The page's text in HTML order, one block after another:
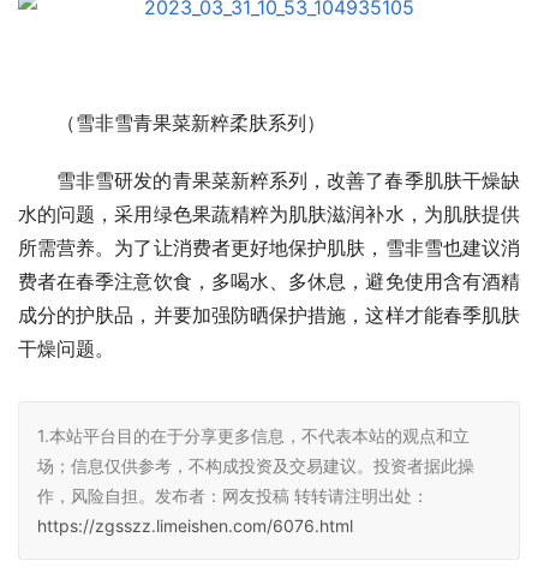
（雪非雪青果菜新粹柔肤系列）
雪非雪研发的青果菜新粹系列，改善了春季肌肤干燥缺
水的问题，采用绿色果蔬精粹为肌肤滋润补水，为肌肤提供
所需营养。为了让消费者更好地保护肌肤，雪非雪也建议消
费者在春季注意饮食，多喝水、多休息，避免使用含有酒精
成分的护肤品，并要加强防晒保护措施，这样才能春季肌肤
干燥问题。
1.本站平台目的在于分享更多信息，不代表本站的观点和立
场；信息仅供参考，不构成投资及交易建议。投资者据此操
作，风险自担。发布者：网友投稿 转转请注明出处：
https://zgsszz.limeishen.com/6076.html